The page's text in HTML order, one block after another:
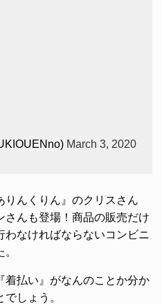
March 3, 2020
りんくりん』のクリスさん
さんも登場！商品の販売だけ
わなければならないコンビニ
着払い』がなんのことか分か
しょう。